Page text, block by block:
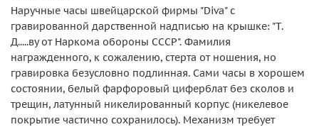
Наручные часы швейцарской фирмы "Diva" с
гравированной дарственной надписью на крышке: "Т.
Д.....ву от Наркома обороны СССР". Фамилия
награжденного, к сожалению, стерта от ношения, но
гравировка безусловно подлинная. Сами часы в хорошем
состоянии, белый фарфоровый циферблат без сколов и
трещин, латунный никелированный корпус (никелевое
покрытие частично сохранилось). Механизм требует